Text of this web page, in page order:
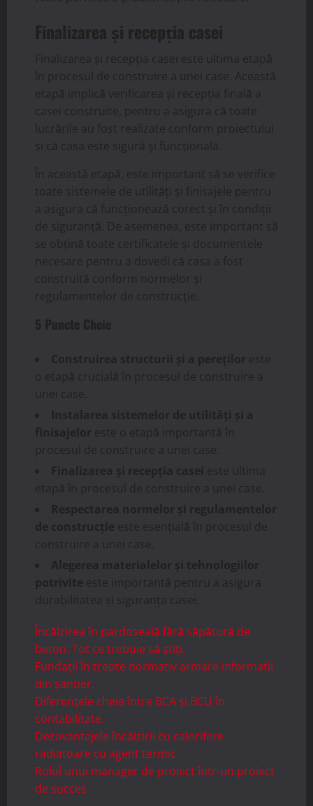
Finalizarea și recepția casei
Finalizarea și recepția casei este ultima etapă
în procesul de construire a unei case. Această
etapă implică verificarea și recepția finală a
casei construite, pentru a asigura că toate
lucrările au fost realizate conform proiectului
și că casa este sigură și funcțională.
În această etapă, este important să se verifice
toate sistemele de utilități și finisajele pentru
a asigura că funcționează corect și în condiții
de siguranță. De asemenea, este important să
se obțină toate certificatele și documentele
necesare pentru a dovedi că casa a fost
construită conform normelor și
regulamentelor de construcție.
5 Puncte Cheie
Construirea structurii și a pereților este
o etapă crucială în procesul de construire a
unei case.
Instalarea sistemelor de utilități și a
finisajelor este o etapă importantă în
procesul de construire a unei case.
Finalizarea și recepția casei este ultima
etapă în procesul de construire a unei case.
Respectarea normelor și regulamentelor
de construcție este esențială în procesul de
construire a unei case.
Alegerea materialelor și tehnologiilor
potrivite este importantă pentru a asigura
durabilitatea și siguranța casei.
Încălzirea în pardoseală fără săpătură de
beton: Tot ce trebuie să știți.
Fundații în trepte normativ armare informatii
din șantier.
Diferențele cheie între BCA și BCU în
contabilitate.
Dezavantajele încălzirii cu calorifere
radiatoare cu agent termic.
Rolul unui manager de proiect într-un proiect
de succes